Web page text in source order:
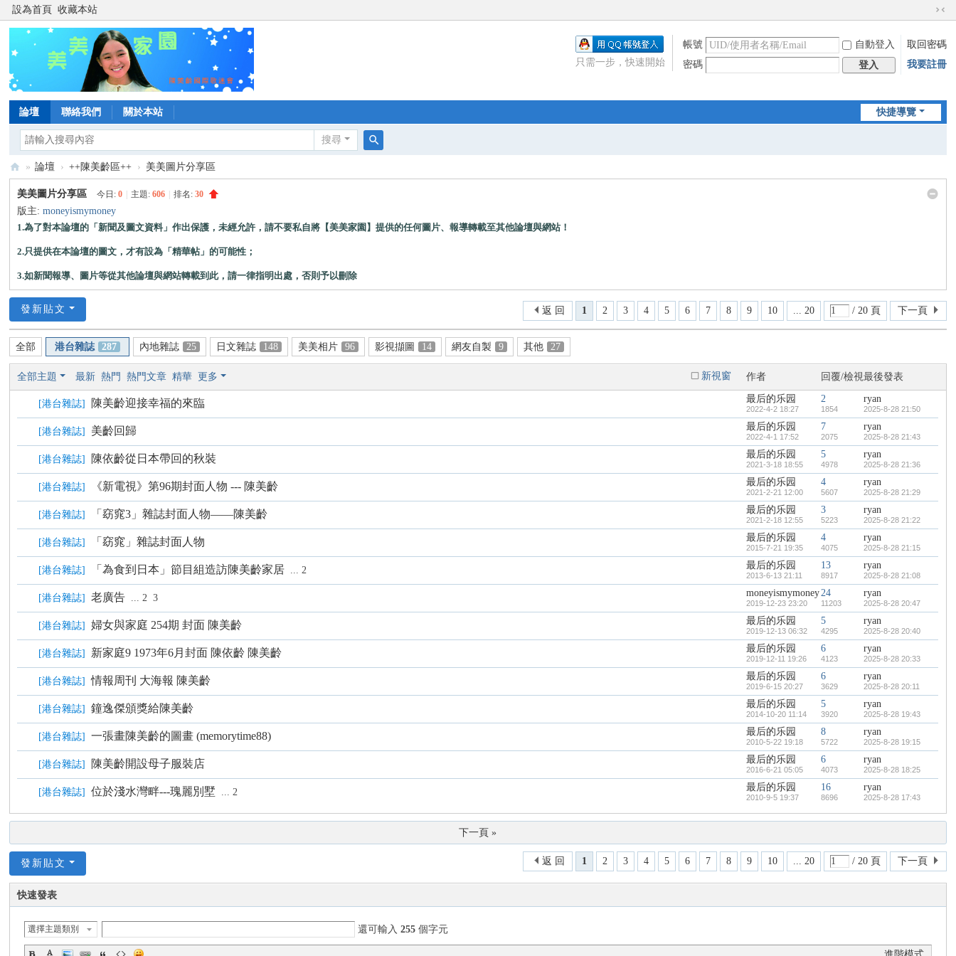
設為首頁 收藏本站
切
到
窄
帳號 自動登入
取回密碼
密碼
登入 我要註冊
只需一步，快速開始
快捷導覽
論壇 聯絡我們 關於本站
搜尋
尋
陳
美
齡
美
家
園
國
際
歌
迷
齡
壇
C
グ
ン
» 論壇 › ++陳美齡區++ › 美美圖片分享區
美美圖片分享區 今日:0 主題:606 排名:30
版主:moneyismymoney
1.為了對本論壇的「新聞及圖文資料」作出保護，未經允許，請不要私自將【美美家園】提供的任何圖片、報導轉載至其他論壇與網站！
2.只提供在本論壇的圖文，才有設為「精華帖」的可能性；
3.如新聞報導、圖片等從其他論壇與網站轉載到此，請一律指明出處，否則予以刪除
1 2 3 4 5 6 7 8 9 10 ... 20 / 20 頁 下一頁
返 回
發新貼文
全部 港台雜誌 287 內地雜誌 25 日文雜誌 148 美美相片 96 影視擷圖 14 網友自製 9 其他 27
新視窗
全部主題 最新 熱門 熱門文章 精華 更多 作者 回覆/檢視最後發表
[港台雜誌] 陳美齡迎接幸福的來臨 最后的乐园
2022-4-2 18:27
2
1854
ryan
2025-8-28 21:50
[港台雜誌] 美齡回歸 最后的乐园
2022-4-1 17:52
7
2075
ryan
2025-8-28 21:43
[港台雜誌] 陳依齡從日本帶回的秋裝 最后的乐园
2021-3-18 18:55
5
4978
ryan
2025-8-28 21:36
[港台雜誌] 《新電視》第96期封面人物 --- 陳美齡 最后的乐园
2021-2-21 12:00
4
5607
ryan
2025-8-28 21:29
[港台雜誌] 「窈窕3」雜誌封面人物——陳美齡 最后的乐园
2021-2-18 12:55
3
5223
ryan
2025-8-28 21:22
[港台雜誌] 「窈窕」雜誌封面人物 最后的乐园
2015-7-21 19:35
4
4075
ryan
2025-8-28 21:15
[港台雜誌] 「為食到日本」節目組造訪陳美齡家居 ... 2 最后的乐园
2013-6-13 21:11
13
8917
ryan
2025-8-28 21:08
[港台雜誌] 老廣告 ... 2 3 moneyismymoney
2019-12-23 23:20
24
11203
ryan
2025-8-28 20:47
[港台雜誌] 婦女與家庭 254期 封面 陳美齡 最后的乐园
2019-12-13 06:32
5
4295
ryan
2025-8-28 20:40
[港台雜誌] 新家庭9 1973年6月封面 陳依齡 陳美齡 最后的乐园
2019-12-11 19:26
6
4123
ryan
2025-8-28 20:33
[港台雜誌] 情報周刊 大海報 陳美齡 最后的乐园
2019-6-15 20:27
6
3629
ryan
2025-8-28 20:11
[港台雜誌] 鐘逸傑頒獎給陳美齡 最后的乐园
2014-10-20 11:14
5
3920
ryan
2025-8-28 19:43
[港台雜誌] 一張畫陳美齡的圖畫 (memorytime88) 最后的乐园
2010-5-22 19:18
8
5722
ryan
2025-8-28 19:15
[港台雜誌] 陳美齡開設母子服裝店 最后的乐园
2016-6-21 05:05
6
4073
ryan
2025-8-28 18:25
[港台雜誌] 位於淺水灣畔---瑰麗別墅 ... 2 最后的乐园
2010-9-5 19:37
16
8696
ryan
2025-8-28 17:43
下一頁 »
1 2 3 4 5 6 7 8 9 10 ... 20 / 20 頁 下一頁
返 回
發新貼文
快速發表
選擇主題類別 還可輸入255 個字元